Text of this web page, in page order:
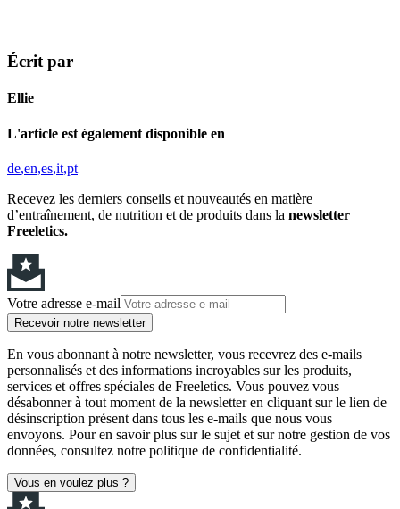
Écrit par
Ellie
L'article est également disponible en
de en es it pt
Recevez les derniers conseils et nouveautés en matière
d’entraînement, de nutrition et de produits dans la newsletter
Freeletics.
Votre adresse e-mail
Recevoir notre newsletter
En vous abonnant à notre newsletter, vous recevrez des e-mails
personnalisés et des informations incroyables sur les produits,
services et offres spéciales de Freeletics. Vous pouvez vous
désabonner à tout moment de la newsletter en cliquant sur le lien de
désinscription présent dans tous les e-mails que nous vous
envoyons. Pour en savoir plus sur le sujet et sur notre gestion de vos
données, consultez notre politique de confidentialité.
Vous en voulez plus ?